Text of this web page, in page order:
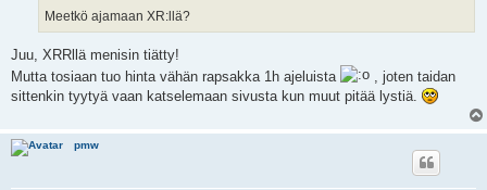
Meetkö ajamaan XR:llä?
Juu, XRRllä menisin tiätty!
Mutta tosiaan tuo hinta vähän rapsakka 1h ajeluista
, joten taidan
sittenkin tyytyä vaan katselemaan sivusta kun muut pitää lystiä.
pmw